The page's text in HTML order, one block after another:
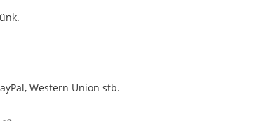
Western Union stb.